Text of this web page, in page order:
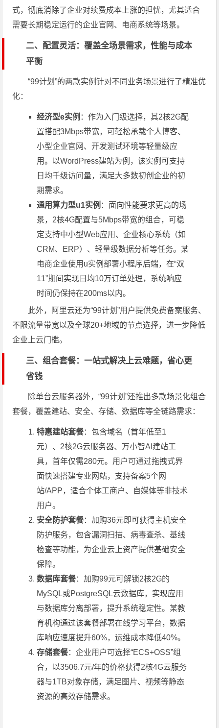
式，彻底消除了企业对续费成本上涨的担忧，尤其适合
需要长期稳定运行的企业官网、电商系统等场景。
二、配置灵活：覆盖全场景需求，性能与成本
平衡
“99计划”的两款实例针对不同业务场景进行了精准优
化：
经济型e实例 ：作为入门级选择，其2核2G配
置搭配3Mbps带宽，可轻松承载个人博客、
小型企业官网、开发测试环境等轻量级应
用。以WordPress建站为例，该实例可支持
日均千级访问量，满足大多数初创企业的初
期需求。
通用算力型u1实例 ：面向性能要求更高的场
景，2核4G配置与5Mbps带宽的组合，可稳
定支持中小型Web应用、企业核心系统（如
CRM、ERP）、轻量级数据分析等任务。某
电商企业使用u实例部署小程序后端，在“双
11”期间实现日均10万订单处理，系统响应
时间仍保持在200ms以内。
此外，阿里云还为“99计划”用户提供免费备案服务、
不限流量带宽以及全球20+地域的节点选择，进一步降低
企业上云门槛。
三、组合套餐：一站式解决上云难题，省心更
省钱
除单台云服务器外，“99计划”还推出多款场景化组合
套餐，覆盖建站、安全、存储、数据库等全链路需求：
特惠建站套餐：包含域名（首年低至1
元）、2核2G云服务器、万小智AI建站工
具，首年仅需280元。用户可通过拖拽式界
面快速搭建专业网站，支持备案5个网
站/APP，适合个体工商户、自媒体等非技术
用户。
安全防护套餐：加购36元即可获得主机安全
防护服务，包含漏洞扫描、病毒查杀、基线
检查等功能，为企业云上资产提供基础安全
保障。
数据库套餐：加购99元可解锁2核2G的
MySQL或PostgreSQL云数据库，实现应用
与数据库分离部署，提升系统稳定性。某教
育机构通过该套餐部署在线学习平台，数据
库响应速度提升60%，运维成本降低40%。
存储套餐：企业用户可选择“ECS+OSS”组
合，以3506.7元/年的价格获得2核4G云服务
器与1TB对象存储，满足图片、视频等静态
资源的高效存储需求。